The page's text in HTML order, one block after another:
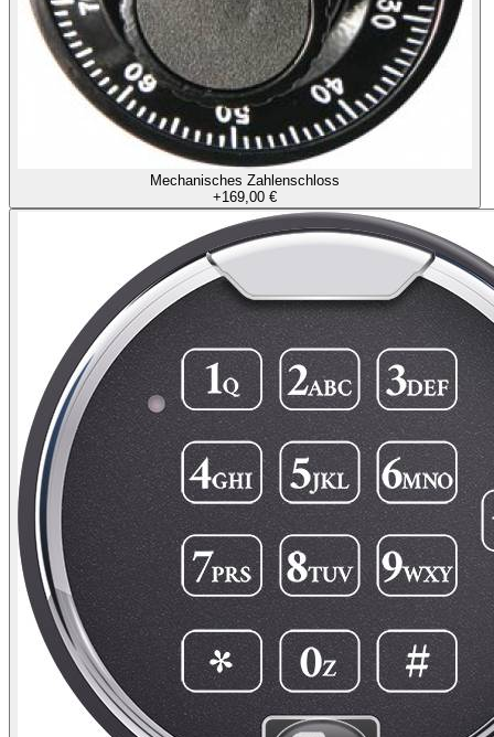
Mechanisches Zahlenschloss
+169,00 €